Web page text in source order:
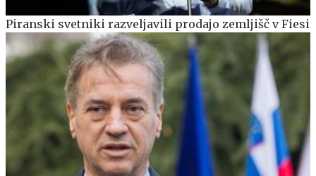
Piranski svetniki razveljavili prodajo zemljišč v Fiesi